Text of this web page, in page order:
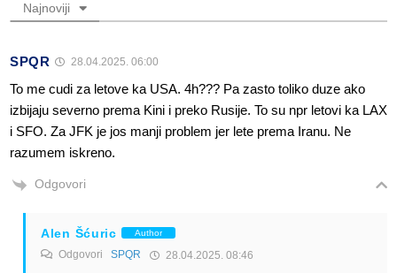
Najnoviji
SPQR 28.04.2025. 06:00
To me cudi za letove ka USA. 4h??? Pa zasto toliko duze ako
izbijaju severno prema Kini i preko Rusije. To su npr letovi ka LAX
i SFO. Za JFK je jos manji problem jer lete prema Iranu. Ne
razumem iskreno.
Odgovori
Alen Šćuric Author
Odgovori SPQR 28.04.2025. 08:46